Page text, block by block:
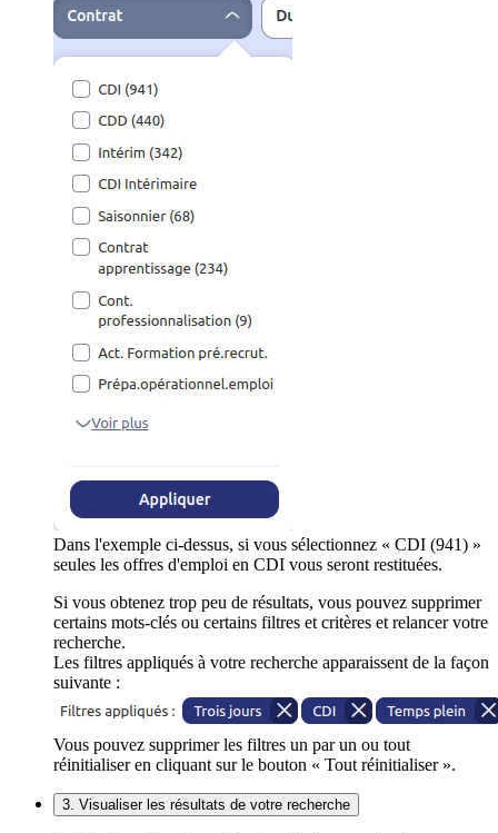
Dans l'exemple ci-dessus, si vous sélectionnez « CDI (941) »
seules les offres d'emploi en CDI vous seront restituées.
Si vous obtenez trop peu de résultats, vous pouvez supprimer
certains mots-clés ou certains filtres et critères et relancer votre
recherche.
Les filtres appliqués à votre recherche apparaissent de la façon
suivante :
Vous pouvez supprimer les filtres un par un ou tout
réinitialiser en cliquant sur le bouton « Tout réinitialiser ».
3. Visualiser les résultats de votre recherche